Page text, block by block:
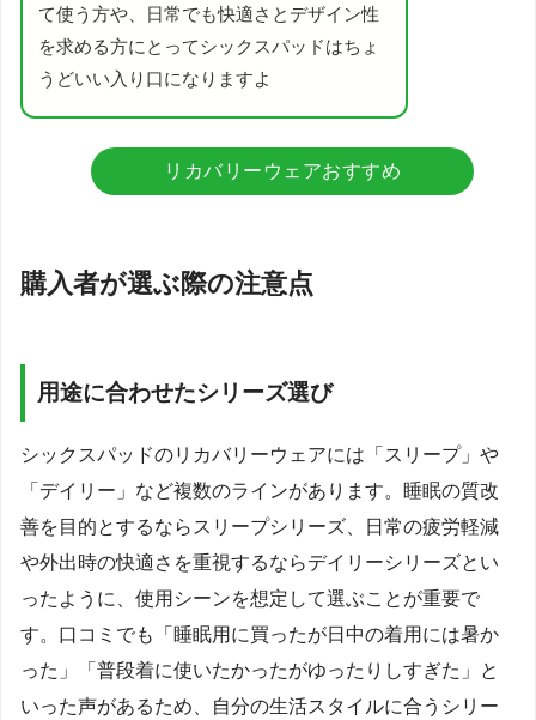
て使う方や、日常でも快適さとデザイン性
を求める方にとってシックスパッドはちょ
うどいい入り口になりますよ
リカバリーウェアおすすめ
購入者が選ぶ際の注意点
用途に合わせたシリーズ選び
シックスパッドのリカバリーウェアには「スリープ」や
「デイリー」など複数のラインがあります。睡眠の質改
善を目的とするならスリープシリーズ、日常の疲労軽減
や外出時の快適さを重視するならデイリーシリーズとい
ったように、使用シーンを想定して選ぶことが重要で
す。口コミでも「睡眠用に買ったが日中の着用には暑か
った」「普段着に使いたかったがゆったりしすぎた」と
いった声があるため、自分の生活スタイルに合うシリー